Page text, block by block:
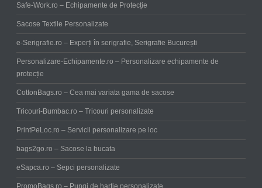
Safe-Work.ro – Echipamente de Protecție
Sacose Textile Personalizate
e-Serigrafie.ro – Experți în serigrafie, Serigrafie București
Personalizare-Echipamente.ro – Personalizare echipamente de
protecție
CottonBags.ro – Cea mai variata gama de sacose
Tricouri-Bumbac.ro – Tricouri personalizate
PrintPeLoc.ro – Servicii personalizare pe loc
bags2go.ro – Sacose la bucata
eSapca.ro – Sepci personalizate
PromoBags.ro – Pungi de hartie personalizate